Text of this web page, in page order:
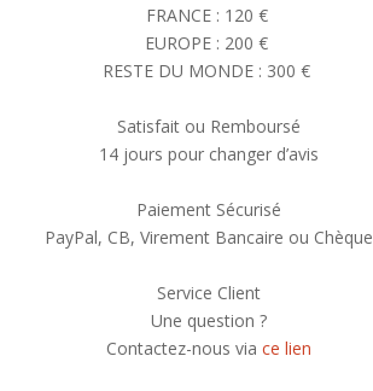
FRANCE : 120 €
EUROPE : 200 €
RESTE DU MONDE : 300 €
Satisfait ou Remboursé
14 jours pour changer d’avis
Paiement Sécurisé
PayPal, CB, Virement Bancaire ou Chèque
Service Client
Une question ?
Contactez-nous via ce lien